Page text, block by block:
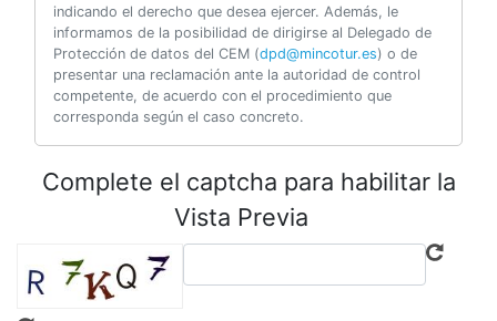
indicando el derecho que desea ejercer. Además, le
informamos de la posibilidad de dirigirse al Delegado de
Protección de datos del CEM (dpd@mincotur.es) o de
presentar una reclamación ante la autoridad de control
competente, de acuerdo con el procedimiento que
corresponda según el caso concreto.
Complete el captcha para habilitar la
Vista Previa